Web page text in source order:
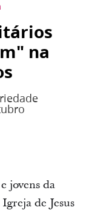
na
jovens da
de Jesus